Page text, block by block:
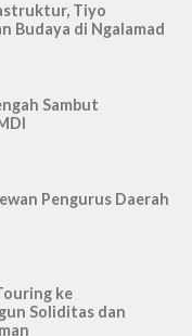
Tiyo
Budaya di Ngalamad
Sambut
Pengurus Daerah
ke
Soliditas dan